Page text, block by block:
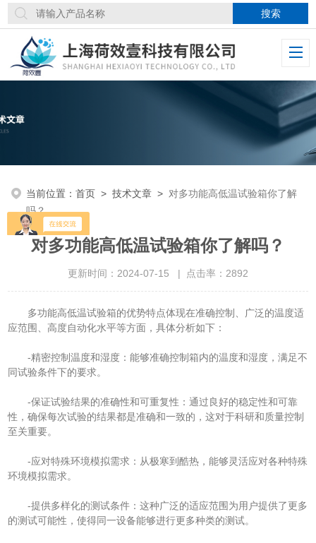
当前位置：首页 >技术文章 > 对多功能高低温试验箱你了解
吗？
对多功能高低温试验箱你了解吗？
更新时间：2024-07-15 | 点击率：2892
多功能高低温试验箱的优势特点体现在准确控制、广泛的温度适
应范围、高度自动化水平等方面，具体分析如下：
-精密控制温度和湿度：能够准确控制箱内的温度和湿度，满足不
同试验条件下的要求。
-保证试验结果的准确性和可重复性：通过良好的稳定性和可靠
性，确保每次试验的结果都是准确和一致的，这对于科研和质量控制
至关重要。
-应对特殊环境模拟需求：从极寒到酷热，能够灵活应对各种特殊
环境模拟需求。
-提供多样化的测试条件：这种广泛的适应范围为用户提供了更多
的测试可能性，使得同一设备能够进行更多种类的测试。